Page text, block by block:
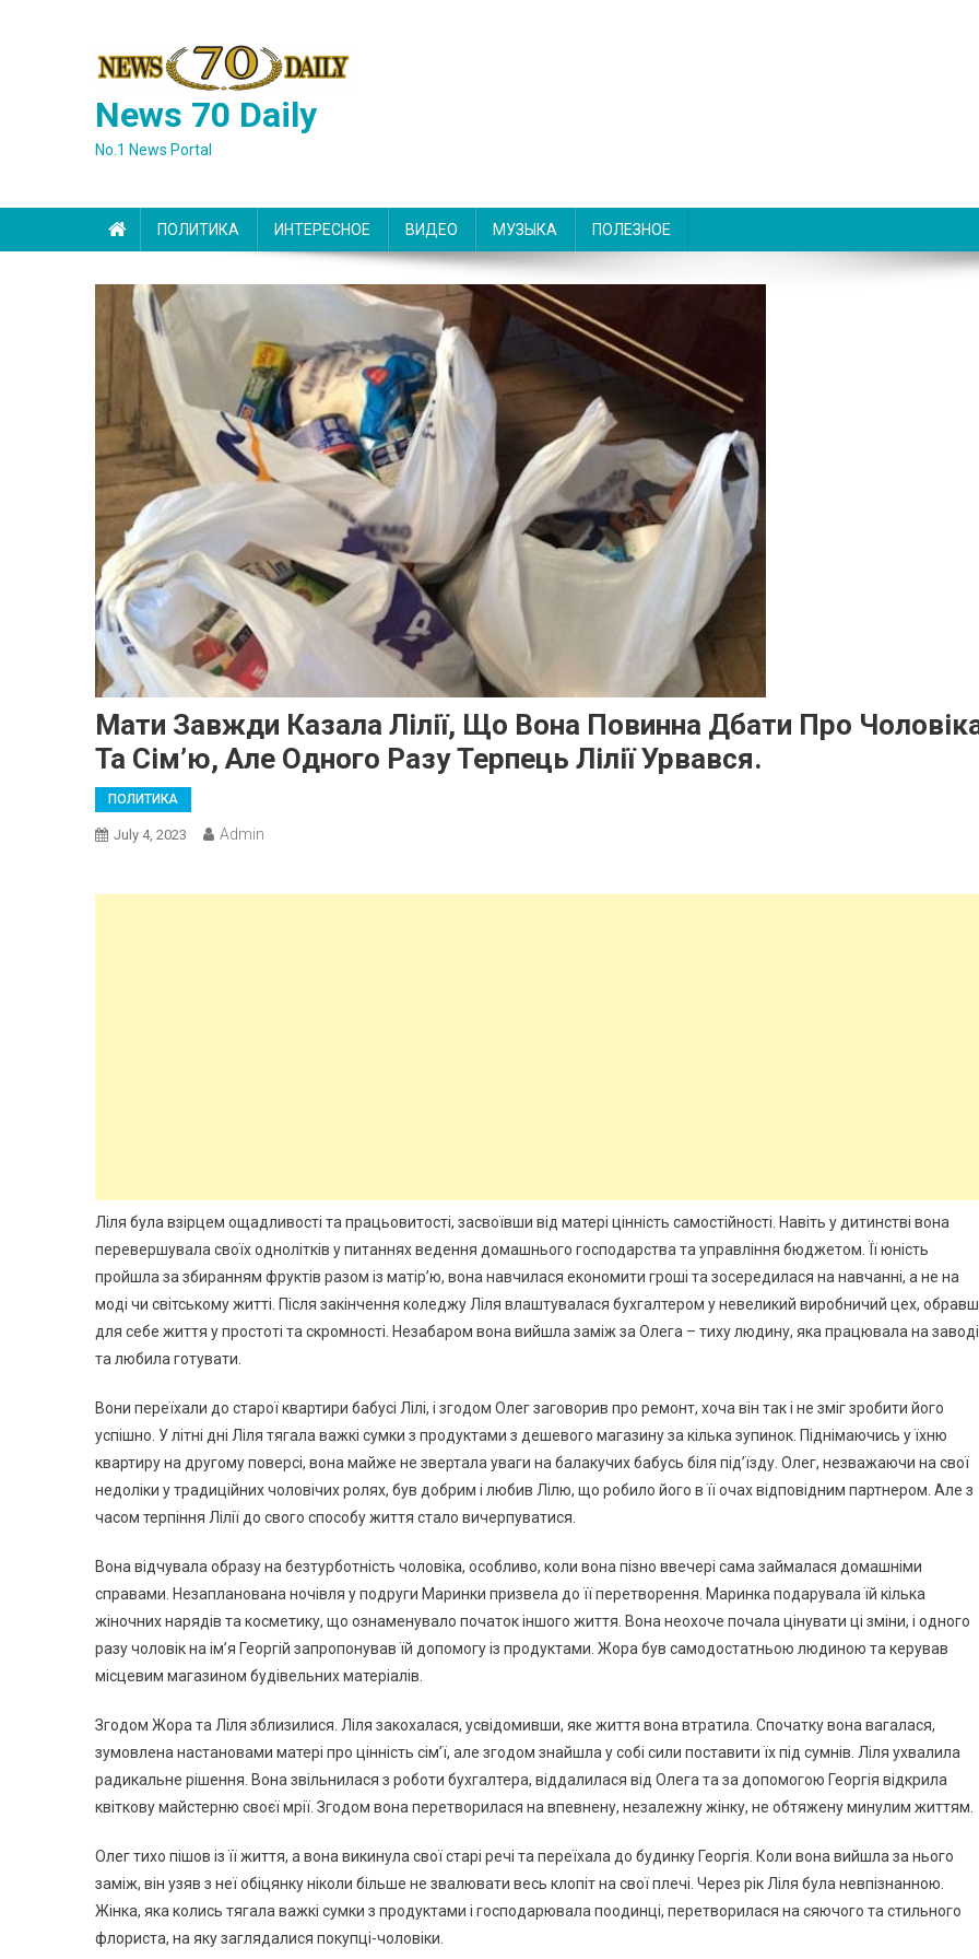
News 70 Daily
No.1 News Portal
ПОЛИТИКА ИНТЕРЕСНОЕ ВИДЕО МУЗЫКА ПОЛЕЗНОЕ
Мати Завжди Казала Лілії, Що Вона Повинна Дбати Про
Та Сім’ю, Але Одного Разу Терпець Лілії Урвався.
ПОЛИТИКА
July 4, 2023 Admin
Ліля була взірцем ощадливості та працьовитості, засвоївши від матері цінність самостійності. Навіть у дитинстві вона
перевершувала своїх однолітків у питаннях ведення домашнього господарства та управління бюджетом. Її юність
пройшла за збиранням фруктів разом із матір’ю, вона навчилася економити гроші та зосередилася на навчанні, а не на
моді чи світському житті. Після закінчення коледжу Ліля влаштувалася бухгалтером у невеликий виробничий цех,
для себе життя у простоті та скромності. Незабаром вона вийшла заміж за Олега – тиху людину, яка працювала на заводі
та любила готувати.
Вони переїхали до старої квартири бабусі Лілі, і згодом Олег заговорив про ремонт, хоча він так і не зміг зробити його
успішно. У літні дні Ліля тягала важкі сумки з продуктами з дешевого магазину за кілька зупинок. Піднімаючись у їхню
квартиру на другому поверсі, вона майже не звертала уваги на балакучих бабусь біля під’їзду. Олег, незважаючи на свої
недоліки у традиційних чоловічих ролях, був добрим і любив Лілю, що робило його в її очах відповідним партнером. Але з
часом терпіння Лілії до свого способу життя стало вичерпуватися.
Вона відчувала образу на безтурботність чоловіка, особливо, коли вона пізно ввечері сама займалася домашніми
справами. Незапланована ночівля у подруги Маринки призвела до її перетворення. Маринка подарувала їй кілька
жіночних нарядів та косметику, що ознаменувало початок іншого життя. Вона неохоче почала цінувати ці зміни, і одного
разу чоловік на ім’я Георгій запропонував їй допомогу із продуктами. Жора був самодостатньою людиною та керував
місцевим магазином будівельних матеріалів.
Згодом Жора та Ліля зблизилися. Ліля закохалася, усвідомивши, яке життя вона втратила. Спочатку вона вагалася,
зумовлена настановами матері про цінність сім’ї, але згодом знайшла у собі сили поставити їх під сумнів. Ліля ухвалила
радикальне рішення. Вона звільнилася з роботи бухгалтера, віддалилася від Олега та за допомогою Георгія відкрила
квіткову майстерню своєї мрії. Згодом вона перетворилася на впевнену, незалежну жінку, не обтяжену минулим життям.
Олег тихо пішов із її життя, а вона викинула свої старі речі та переїхала до будинку Георгія. Коли вона вийшла за нього
заміж, він узяв з неї обіцянку ніколи більше не звалювати весь клопіт на свої плечі. Через рік Ліля була невпізнанною.
Жінка, яка колись тягала важкі сумки з продуктами і господарювала поодинці, перетворилася на сяючого та стильного
флориста, на яку заглядалися покупці-чоловіки.